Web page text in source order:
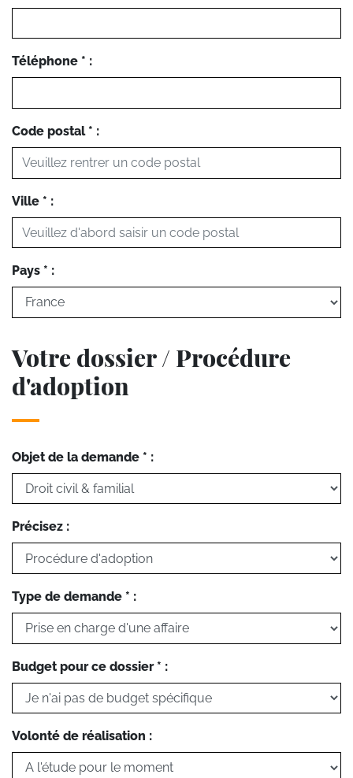
Téléphone * :
Code postal * :
Ville * :
Pays * :
Votre dossier / Procédure
d'adoption
Objet de la demande * :
Précisez :
Type de demande * :
Budget pour ce dossier * :
Volonté de réalisation :